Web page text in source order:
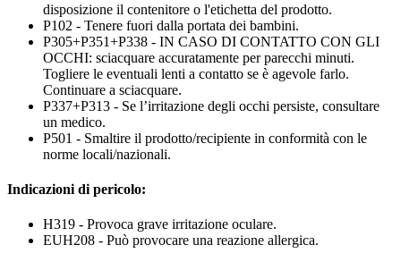
disposizione il contenitore o l'etichetta del prodotto.
P102 - Tenere fuori dalla portata dei bambini.
P305+P351+P338 - IN CASO DI CONTATTO CON GLI
OCCHI: sciacquare accuratamente per parecchi minuti.
Togliere le eventuali lenti a contatto se è agevole farlo.
Continuare a sciacquare.
P337+P313 - Se l’irritazione degli occhi persiste, consultare
un medico.
P501 - Smaltire il prodotto/recipiente in conformità con le
norme locali/nazionali.
Indicazioni di pericolo:
H319 - Provoca grave irritazione oculare.
EUH208 - Può provocare una reazione allergica.